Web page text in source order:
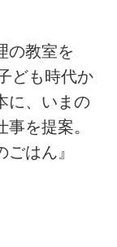
の教室を
ども時代か
に、いまの
を提案。
はん』